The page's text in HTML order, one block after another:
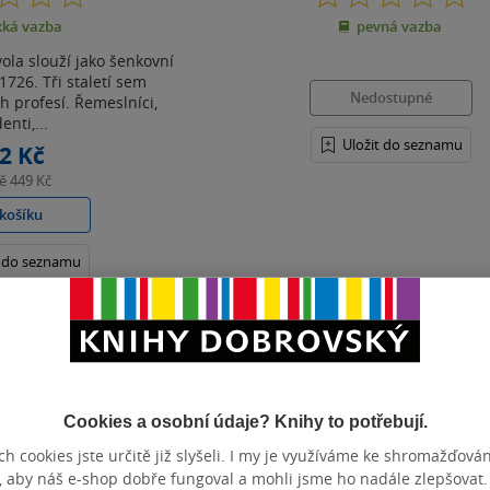
z
5 vazba
slouží jako šenkovní
Tři staletí sem
profesí. Řemeslníci,
Kč
449 Kč
seznamu
z
5
pevná vazba
Nedostupné
Uložit do seznamu
Cookies a osobní údaje? Knihy to potřebují.
cookies jste určitě již slyšeli. I my je využíváme ke
aby náš e-shop dobře fungoval a mohli jsme ho nadále zlepšovat.